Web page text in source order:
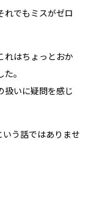
れでもミスがゼロ
れはちょっとおか
。
扱いに疑問を感じ
う話ではありませ